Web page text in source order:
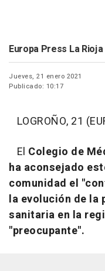
Europa Press La Rioja
Jueves, 21 enero 2021
Publicado: 10:17
LOGROÑO, 21
El Colegio de
ha aconsejado
comunidad el
la evolución de la
sanitaria en la
"preocupante".